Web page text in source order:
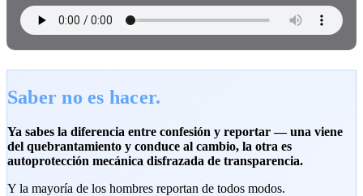
Saber no es hacer.
Ya sabes la diferencia entre confesión y reportar — una viene
del quebrantamiento y conduce al cambio, la otra es
autoprotección mecánica disfrazada de transparencia.
Y la mayoría de los hombres reportan de todos modos.